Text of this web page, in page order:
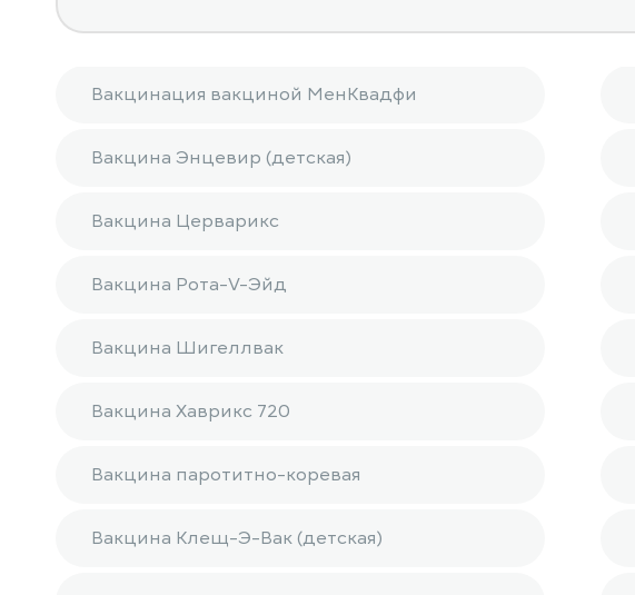
Вакцинация вакциной МенКвадфи
Вакцина Энцевир (детская)
Вакцина Церварикс
Вакцина Рота-V-Эйд
Вакцина Шигеллвак
Вакцина Хаврикс 720
Вакцина паротитно-коревая
Вакцина Клещ-Э-Вак (детская)